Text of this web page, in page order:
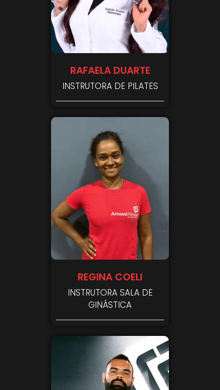
RAFAELA DUARTE
INSTRUTORA DE PILATES
REGINA COELI
INSTRUTORA SALA DE
GINÁSTICA